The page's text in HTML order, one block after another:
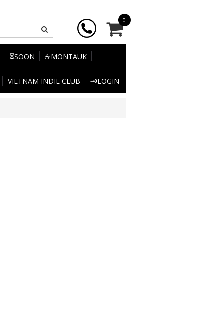
0
⏳SOON ☕MONTAUK
VIETNAM INDIE CLUB 🗝️LOGIN